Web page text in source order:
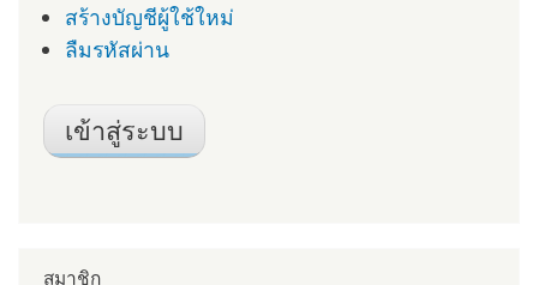
สร้างบัญชีผู้ใช้ใหม่
ลืมรหัสผ่าน
สมาชิก